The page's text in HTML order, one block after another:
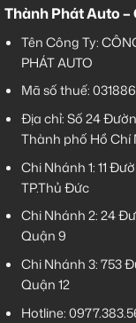
Thành Phát Auto –
Tên Công Ty:
PHÁT AUTO
Mã số thuế:
Địa chỉ: Số 24
Thành phố Hồ Chí
Chi Nhánh 1:11
TP.Thủ Đức
Chi Nhánh 2:24
Quận 9
Chi Nhánh 3:753
Quận 12
Hotline: